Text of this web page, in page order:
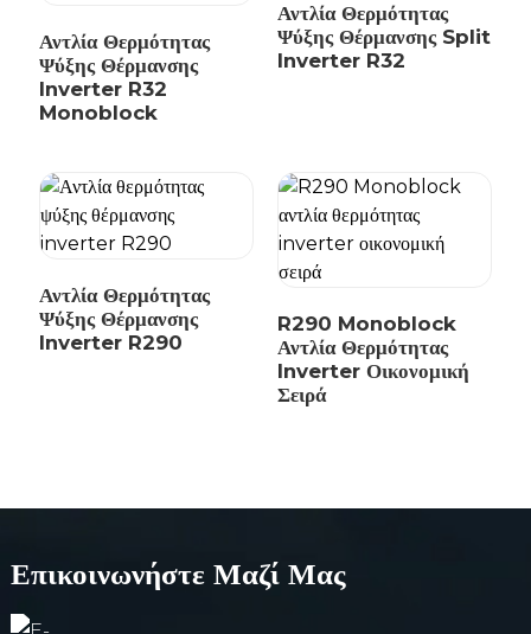
Αντλία Θερμότητας
Ψύξης Θέρμανσης
Inverter R32
Monoblock
Αντλία Θερμότητας
Ψύξης Θέρμανσης Split
Inverter R32
Αντλία Θερμότητας
Ψύξης Θέρμανσης
Inverter R290
R290 Monoblock
Αντλία Θερμότητας
Inverter Οικονομική
Σειρά
Επικοινωνήστε Μαζί Μας